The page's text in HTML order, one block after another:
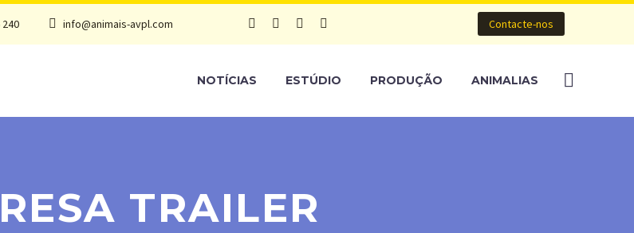
info@animais-avpl.com Contacte-nos
NOTÍCIAS ESTÚDIO PRODUÇÃO ANIMALIAS
TRAILER